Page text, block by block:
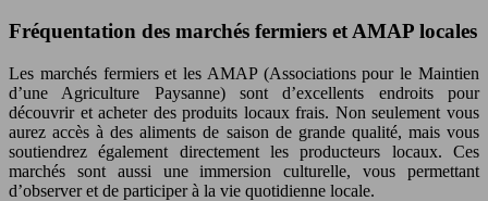
Fréquentation des marchés fermiers et AMAP locales
Les marchés fermiers et les AMAP (Associations pour le Maintien
d’une Agriculture Paysanne) sont d’excellents endroits pour
découvrir et acheter des produits locaux frais. Non seulement vous
aurez accès à des aliments de saison de grande qualité, mais vous
soutiendrez également directement les producteurs locaux. Ces
marchés sont aussi une immersion culturelle, vous permettant
d’observer et de participer à la vie quotidienne locale.